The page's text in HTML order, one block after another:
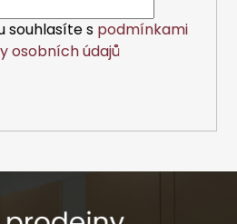
souhlasíte s podmínkami
osobních údajů